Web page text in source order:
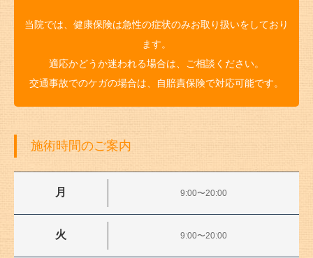
当院では、健康保険は急性の症状のみお取り扱いをしており
ます。
適応かどうか迷われる場合は、ご相談ください。
交通事故でのケガの場合は、自賠責保険で対応可能です。
施術時間のご案内
月 9:00〜20:00
火 9:00〜20:00